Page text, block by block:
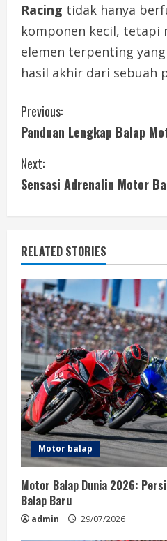
Racing tidak hanya
komponen kecil, tetapi
elemen terpenting
hasil akhir dari sebuah
C
o
n
n
u
e
R
e
a
d
i
n
g
Previous:
Panduan Lengkap Balap
Next:
Sensasi Adrenalin Motor
RELATED STORIES
Motor balap
Motor Balap Dunia 2026:
Balap Baru
admin 29/07/2026